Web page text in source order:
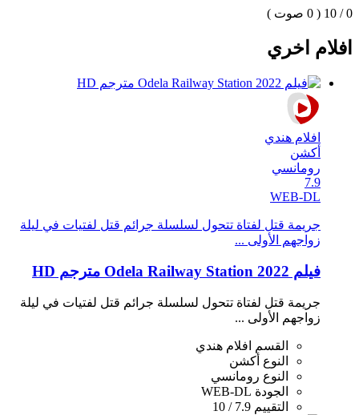
0 / 10 ( 0 صوت )
افلام اخري
افلام هندي
أكشن
رومانسي
7.9
WEB-DL
جريمة قتل لفتاة تتحول لسلسلة جرائم قتل لفتيات في ليلة
زواجهم الأولى ...
فيلم Odela Railway Station 2022 مترجم HD
جريمة قتل لفتاة تتحول لسلسلة جرائم قتل لفتيات في ليلة
زواجهم الأولى ...
القسم
افلام هندي
النوع أكشن
النوع رومانسي
الجودة WEB-DL
التقييم 7.9 / 10